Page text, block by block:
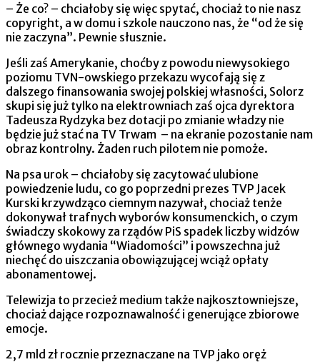
– Że co? – chciałoby się więc spytać, chociaż to nie nasz
copyright, a w domu i szkole nauczono nas, że “od że się
nie zaczyna”. Pewnie słusznie.
Jeśli zaś Amerykanie, choćby z powodu niewysokiego
poziomu TVN-owskiego przekazu wycofają się z
dalszego finansowania swojej polskiej własności, Solorz
skupi się już tylko na elektrowniach zaś ojca dyrektora
Tadeusza Rydzyka bez dotacji po zmianie władzy nie
będzie już stać na TV Trwam – na ekranie pozostanie nam
obraz kontrolny. Żaden ruch pilotem nie pomoże.
Na psa urok – chciałoby się zacytować ulubione
powiedzenie ludu, co go poprzedni prezes TVP Jacek
Kurski krzywdząco ciemnym nazywał, chociaż tenże
dokonywał trafnych wyborów konsumenckich, o czym
świadczy skokowy za rządów PiS spadek liczby widzów
głównego wydania “Wiadomości” i powszechna już
niechęć do uiszczania obowiązującej wciąż opłaty
abonamentowej.
Telewizja to przecież medium także najkosztowniejsze,
chociaż dające rozpoznawalność i generujące zbiorowe
emocje.
2,7 mld zł rocznie przeznaczane na TVP jako oręż